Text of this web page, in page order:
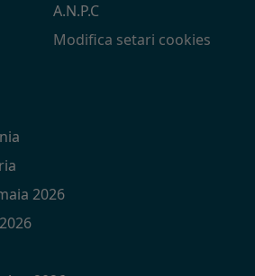
A.N.P.C
Modifica setari cookies
2026